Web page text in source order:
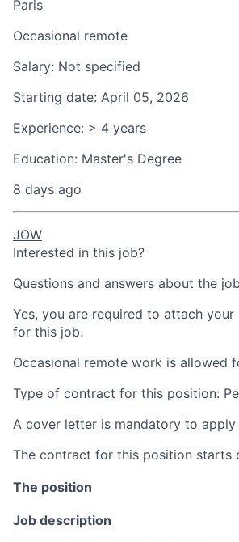
Paris
Occasional remote
Salary: Not specified
Starting date: April 05, 2026
Experience: > 4 years
Education: Master's Degree
8 days ago
JOW
Interested in this job?
Questions and answers about the job
Yes, you are required to attach
for this job.
Occasional remote work is allowed
Type of contract for this position:
A cover letter is mandatory to
The contract for this position starts
The position
Job description